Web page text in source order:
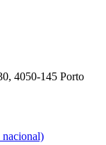
4050-145 Porto
nacional)